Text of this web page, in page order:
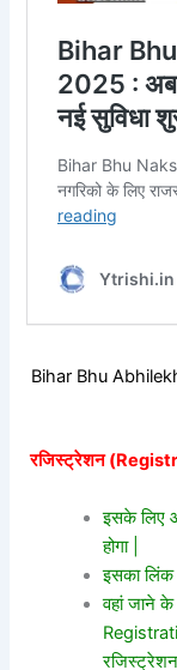
Bihar Bhu
रजिस्ट्रेशन
इसके लिए
होगा |
इसका लिंक
वहां जाने
रजिस्ट्रेशन